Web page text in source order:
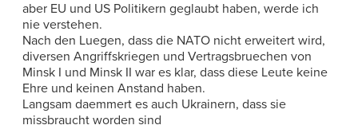
aber EU und US Politikern geglaubt haben, werde ich
nie verstehen.
Nach den Luegen, dass die NATO nicht erweitert wird,
diversen Angriffskriegen und Vertragsbruechen von
Minsk I und Minsk II war es klar, dass diese Leute keine
Ehre und keinen Anstand haben.
Langsam daemmert es auch Ukrainern, dass sie
missbraucht worden sind